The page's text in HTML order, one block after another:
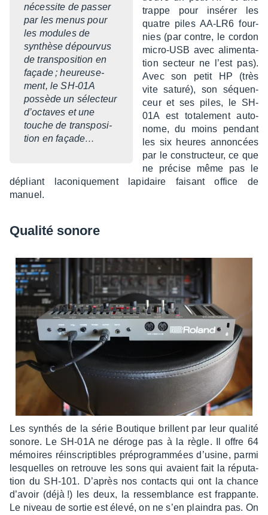
néces­site de passer
par les menus pour
les modules de
synthèse dépour­vus
de trans­po­si­tion en
façade ; heureu­se­
ment, le SH-01A
possède un sélec­teur
d’oc­taves et une
touche de trans­po­si­
tion en faça­de…
trappe pour insé­rer les
quatre piles AA-LR6 four­
nies (par contre, le cordon
micro-USB avec alimen­ta­
tion secteur ne l’est pas).
Avec son petit HP (très
vite saturé), son séquen­
ceur et ses piles, le SH-
01A est tota­le­ment auto­
nome, du moins pendant
les six heures annon­cées
par le construc­teur, ce que
ne précise même pas le
dépliant laco­nique­ment lapi­daire faisant office de
manuel.
Qualité sonore
Les synthés de la série Boutique brillent par leur qualité
sonore. Le SH-01A ne déroge pas à la règle. Il offre 64
mémoires réins­crip­tibles prépro­gram­mées d’usine, parmi
lesquelles on retrouve les sons qui avaient fait la répu­ta­
tion du SH-101. D’après nos contacts qui ont la chance
d’avoir (déjà !) les deux, la ressem­blance est frap­pante.
Le niveau de sortie est élevé, on ne s’en plain­dra pas. On